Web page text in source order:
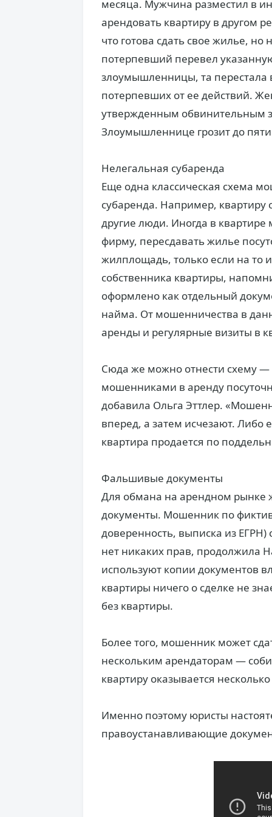
месяца. Мужчина разместил в
арендовать квартиру в другом
что готова сдать свое жилье, но
потерпевший перевел
злоумышленницы, та перестала
потерпевших от ее действий.
утвержденным обвинительным
Злоумышленнице грозит до
Нелегальная субаренда
Еще одна классическая схема
субаренда. Например, квартиру
другие люди. Иногда в квартире
фирму, пересдавать жилье
жилплощадь, только если на то
собственника квартиры,
оформлено как отдельный
найма. От мошенничества в
аренды и регулярные визиты в
Сюда же можно отнести схему —
мошенниками в аренду
добавила Ольга Эттлер.
вперед, а затем исчезают.
квартира продается по
Фальшивые документы
Для обмана на арендном рынке
документы. Мошенник по
доверенность, выписка из ЕГРН)
нет никаких прав, продолжила
используют копии документов
квартиры ничего о сделке не
без квартиры.
Более того, мошенник может
нескольким арендаторам —
квартиру оказывается
Именно поэтому юристы
правоустанавливающие